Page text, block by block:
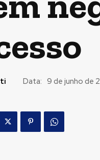
Data: 9 de junho de